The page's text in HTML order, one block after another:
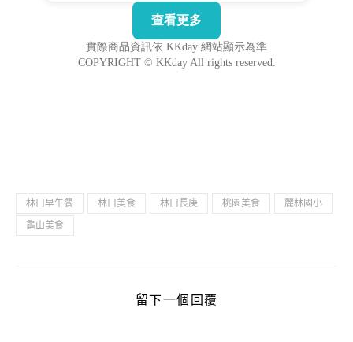
林口早午餐 林口美食 林口長庚 桃園美食
麗林國小
龜山美食
留下一個回覆